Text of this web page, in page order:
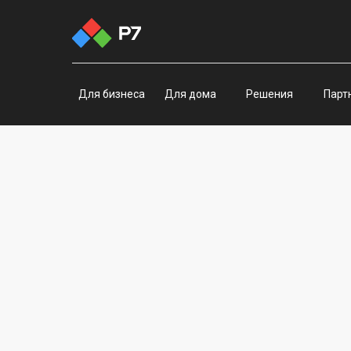
Решения
Для дома
Для бизнеса Решения
Для дома
Для бизнеса